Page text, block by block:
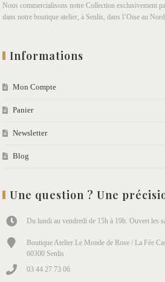
Nous commercialisons notre Collection exclusivement
dans notre boutique atelier, à Senlis, dans l’Oise au Nord
Informations
Mon Compte
Panier
Newsletter
Blog
Une question ? Une
Du lundi au vendredi de 15h à 19h. Ouvert les
Boutique Atelier Le Monde de Rose / La Fée
60300 Senlis
03 44 27 73 06